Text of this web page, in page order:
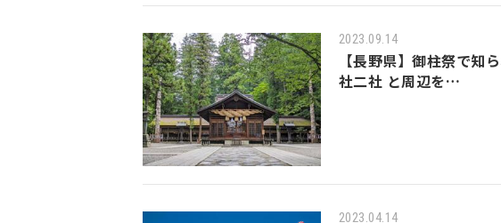
2023.09.14
【長野県】御柱祭で知
社二社 と周辺を…
2023.04.14